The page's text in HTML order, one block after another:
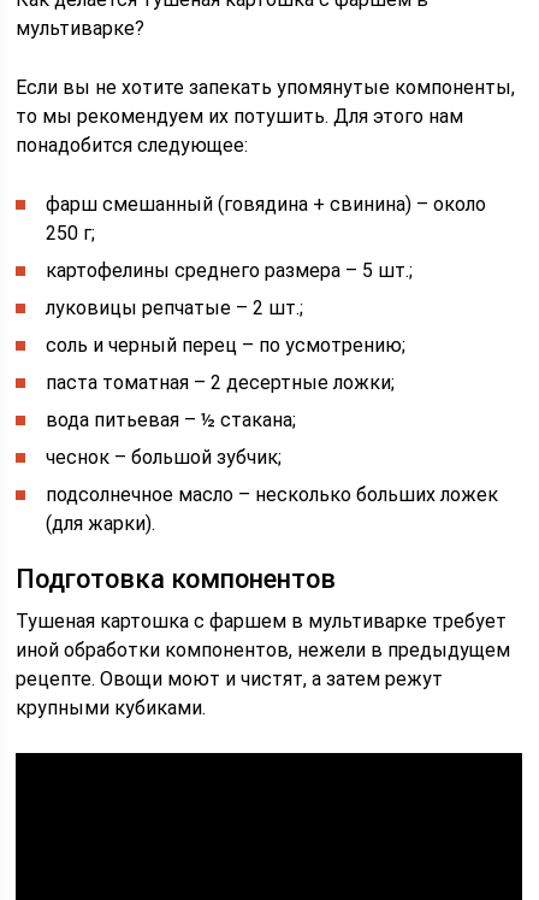
мультиварке?
Если вы не хотите запекать упомянутые компоненты,
то мы рекомендуем их потушить. Для этого нам
понадобится следующее:
фарш смешанный (говядина + свинина) – около
250 г;
картофелины среднего размера – 5 шт.;
луковицы репчатые – 2 шт.;
соль и черный перец – по усмотрению;
паста томатная – 2 десертные ложки;
вода питьевая – ½ стакана;
чеснок – большой зубчик;
подсолнечное масло – несколько больших ложек
(для жарки).
Подготовка компонентов
Тушеная картошка с фаршем в мультиварке требует
иной обработки компонентов, нежели в предыдущем
рецепте. Овощи моют и чистят, а затем режут
крупными кубиками.